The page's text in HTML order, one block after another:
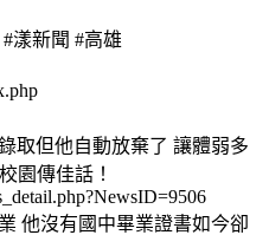
漾新聞 #高雄
取但他自動放棄了 讓體弱多
園傳佳話！
他沒有國中畢業證書如今卻